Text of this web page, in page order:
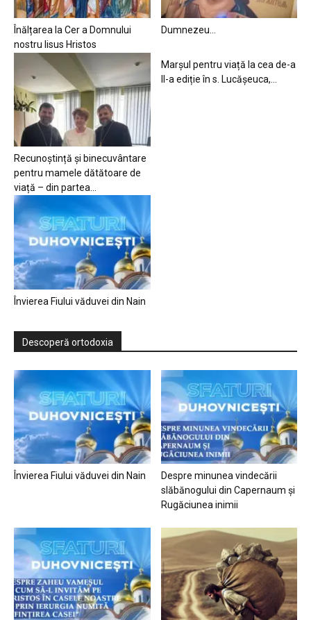
Înălțarea la Cer a Domnului
nostru Iisus Hristos
Dumnezeu…
Recunoștință și binecuvântare
pentru mamele dătătoare de
viață – din partea...
Marșul pentru viață la cea de-a
II-a ediție în s. Lucășeuca,...
Învierea Fiului văduvei din Nain
Descoperă ortodoxia
Învierea Fiului văduvei din Nain
Despre minunea vindecării
slăbănogului din Capernaum și
Rugăciunea inimii